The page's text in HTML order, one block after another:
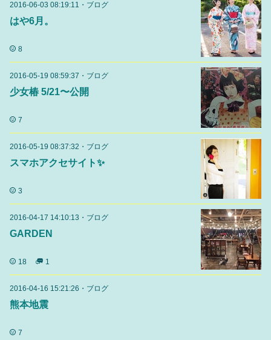
2016-06-03 08:19:11 ・ ブログ
はや6月。
8
2016-05-19 08:59:37 ・ ブログ
少女椿 5/21〜公開
7
2016-05-19 08:37:32 ・ ブログ
スマホアクセサイト✨
3
2016-04-17 14:10:13 ・ ブログ
GARDEN
18 1
2016-04-16 15:21:26 ・ ブログ
熊本地震
7